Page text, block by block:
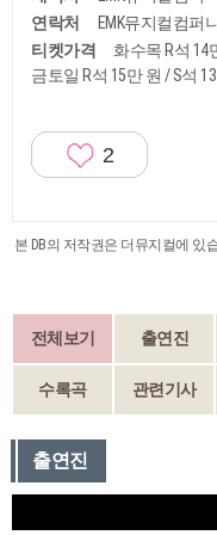
연락처
EMK뮤지컬컴퍼
티켓가격
화수목 R석 14
금토일 R석 15만 원 / S석
2
본 DB의 저작권은 더뮤지컬에 있
전체보기 출연진
수록곡 관련기사
출연진